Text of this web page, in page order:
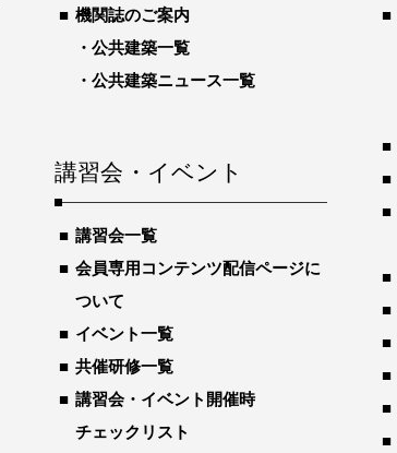
機関誌のご案内
公共建築一覧
公共建築ニュース一覧
講習会・イベント
講習会一覧
会員専用コンテンツ配信ページに
ついて
イベント一覧
共催研修一覧
講習会・イベント開催時
チェックリスト